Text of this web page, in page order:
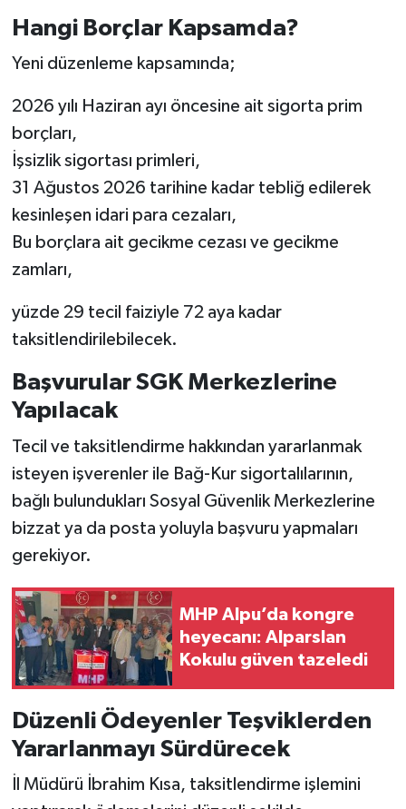
Hangi Borçlar Kapsamda?
Yeni düzenleme kapsamında;
2026 yılı Haziran ayı öncesine ait sigorta prim
borçları,
İşsizlik sigortası primleri,
31 Ağustos 2026 tarihine kadar tebliğ edilerek
kesinleşen idari para cezaları,
Bu borçlara ait gecikme cezası ve gecikme
zamları,
yüzde 29 tecil faiziyle 72 aya kadar
taksitlendirilebilecek.
Başvurular SGK Merkezlerine
Yapılacak
Tecil ve taksitlendirme hakkından yararlanmak
isteyen işverenler ile Bağ-Kur sigortalılarının,
bağlı bulundukları Sosyal Güvenlik Merkezlerine
bizzat ya da posta yoluyla başvuru yapmaları
gerekiyor.
MHP Alpu’da kongre
heyecanı: Alparslan
Kokulu güven tazeledi
Düzenli Ödeyenler Teşviklerden
Yararlanmayı Sürdürecek
İl Müdürü İbrahim Kısa, taksitlendirme işlemini